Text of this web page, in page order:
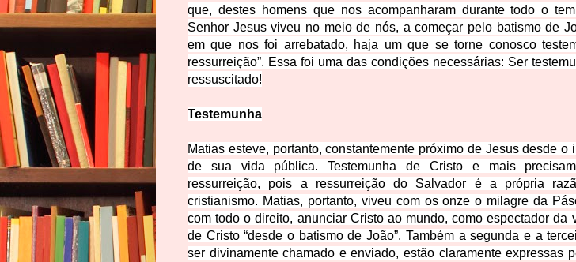
que, destes homens que nos acompanharam durante todo o
Senhor Jesus viveu no meio de nós, a começar pelo batismo de
em que nos foi arrebatado, haja um que se torne conosco
ressurreição”. Essa foi uma das condições necessárias: Ser
ressuscitado!
Testemunha
Matias esteve, portanto, constantemente próximo de Jesus desde o
de sua vida pública. Testemunha de Cristo e mais
ressurreição, pois a ressurreição do Salvador é a própria
cristianismo. Matias, portanto, viveu com os onze o milagre da
com todo o direito, anunciar Cristo ao mundo, como espectador da
de Cristo “desde o batismo de João”. Também a segunda e a
ser divinamente chamado e enviado, estão claramente expressas